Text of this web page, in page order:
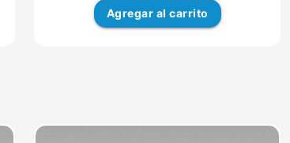
Agregar al carrito